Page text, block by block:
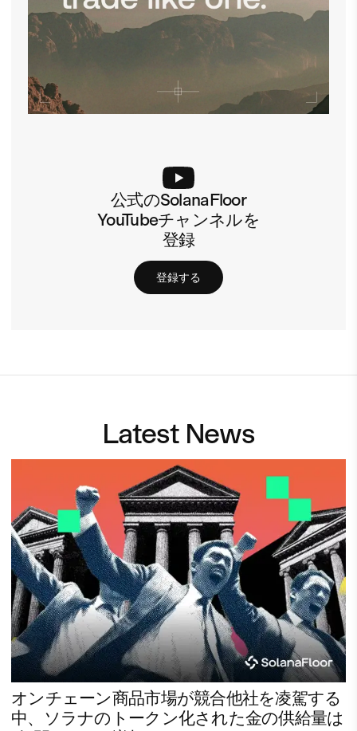
公式のSolanaFloor
YouTubeチャンネルを
登録
登録する
Latest News
オンチェーン商品市場が競合他社を凌駕する
中、ソラナのトークン化された金の供給量は